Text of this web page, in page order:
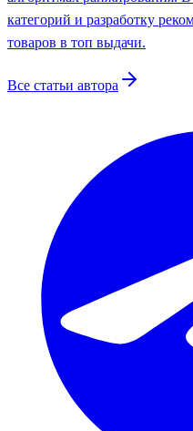
категорий и разработку
товаров в топ выдачи.
Все статьи автора